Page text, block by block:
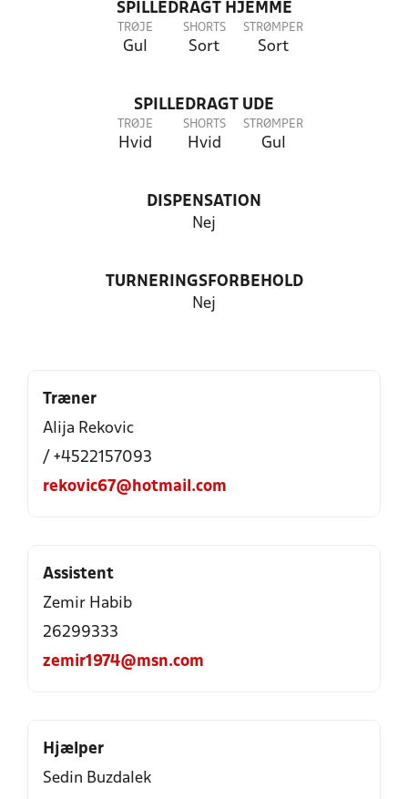
SPILLEDRAGT HJEMME
TRØJE
Gul
SHORTS
Sort
STRØMPER
Sort
SPILLEDRAGT UDE
TRØJE
Hvid
SHORTS
Hvid
STRØMPER
Gul
DISPENSATION
Nej
TURNERINGSFORBEHOLD
Nej
Træner
Alija Rekovic
/ +4522157093
rekovic67@hotmail.com
Assistent
Zemir Habib
26299333
zemir1974@msn.com
Hjælper
Sedin Buzdalek